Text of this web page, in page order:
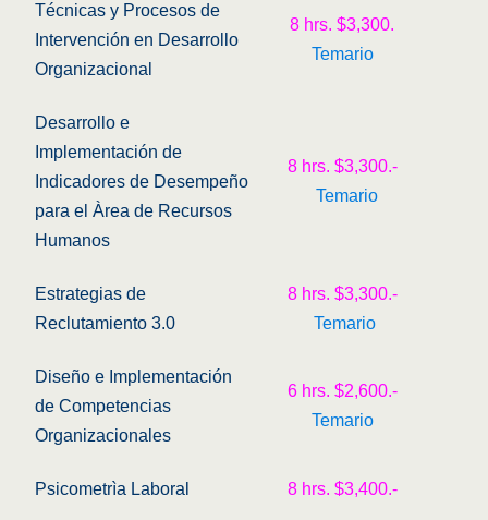
Técnicas y Procesos de
Intervención en Desarrollo
Organizacional
8 hrs. $3,300.
Temario
Desarrollo e
Implementación de
Indicadores de Desempeño
para el Àrea de Recursos
Humanos
8 hrs. $3,300.-
Temario
Estrategias de
Reclutamiento 3.0
8 hrs. $3,300.-
Temario
Diseño e Implementación
de Competencias
Organizacionales
6 hrs. $2,600.-
Temario
Psicometrìa Laboral 8 hrs. $3,400.-